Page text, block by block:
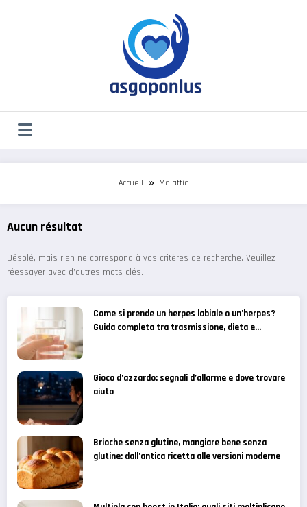
Accueil Malattia
Aucun résultat
Désolé, mais rien ne correspond à vos critères de recherche. Veuillez
réessayer avec d’autres mots-clés.
Come si prende un herpes labiale o un’herpes?
Guida completa tra trasmissione, dieta e
Gioco d’azzardo: segnali d’allarme e dove trovare
aiuto
Brioche senza glutine, mangiare bene senza
glutine: dall’antica ricetta alle versioni moderne